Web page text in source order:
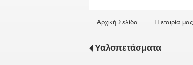
Αρχική Σελίδα Η εταιρία μας
Υαλοπετάσματα